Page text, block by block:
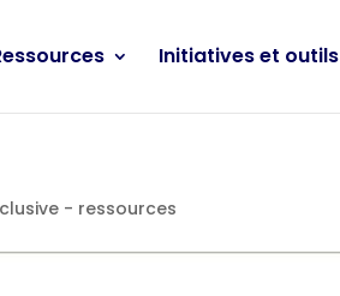
Initiatives et outils
- ressources